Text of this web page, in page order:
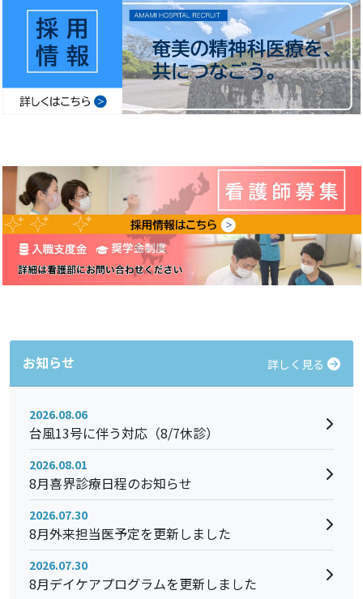
お知らせ 詳しく見る
2026.08.06
台風13号に伴う対応（8/7休診）
2026.08.01
8月喜界診療日程のお知らせ
2026.07.30
8月外来担当医予定を更新しました
2026.07.30
8月デイケアプログラムを更新しました